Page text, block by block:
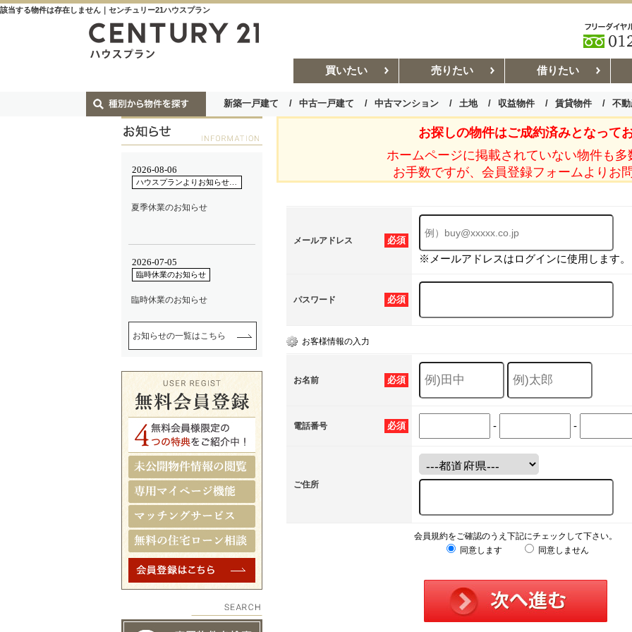
該当する物件は存在しません｜センチュリー21ハウスプラン
買いたい 売りたい 借りたい
新築一戸建て 中古一戸建て 中古マンション 土地 収益物件 賃貸物件 不
お部屋探しコラム 賃貸管理コ
お探しの物件はご成約済みとなってお
ホームページに掲載されていない物件も多
お手数ですが、会員登録フォームよりお
必須
メールアドレス
※メールアドレスはログインに使用します。
必須
パスワード
お客様情報の入力
必須
お名前
必須
電話番号 - -
ご住所
会員規約をご確認のうえ下記にチェックして下さい。
同意します
同意しません
お知らせの一覧はこちら